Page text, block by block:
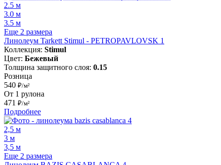
2.5 м
3.0 м
3.5 м
Еще 2 размера
Линолеум Tarkett Stimul - PETROPAVLOVSK 1
Коллекция: Stimul
Цвет: Бежевый
Толщина защитного слоя: 0.15
Розница
540 ₽/м²
От 1 рулона
471 ₽/м²
Подробнее
2,5 м
3 м
3,5 м
Еще 2 размера